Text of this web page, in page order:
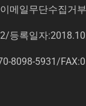
메일무단수집거부
록일자
8098-5931/